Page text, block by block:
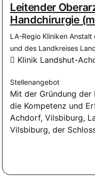
Leitender
Handchirurgie
LA-Regio Kliniken
und des Landkreises
Klinik Landshut-
Stellenangebot
Mit der Gründung
die Kompetenz und
Achdorf, Vilsbiburg,
Vilsbiburg, der